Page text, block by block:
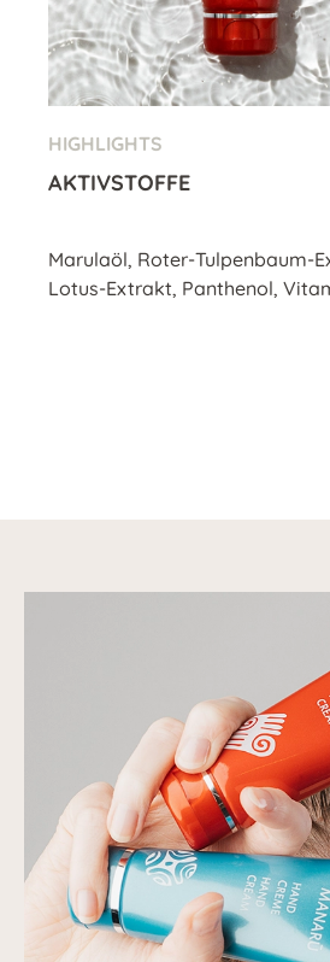
HIGHLIGHTS
AKTIVSTOFFE
Marulaöl, Roter-Tulpenbaum-
Lotus-Extrakt, Panthenol,